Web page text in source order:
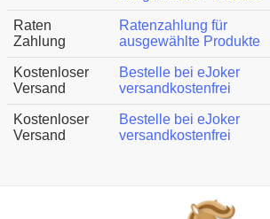
Raten
Zahlung
Ratenzahlung für
ausgewählte Produkte
Kostenloser
Versand
Bestelle bei eJoker
versandkostenfrei
Kostenloser
Versand
Bestelle bei eJoker
versandkostenfrei